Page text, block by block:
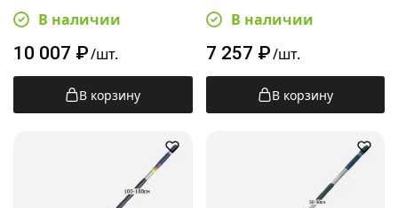
Трио 50см,
телескопическая ручка
100-180см
В наличии
10 007 ₽/шт.
В корзину
40см, алюминиевая ручка
150см
В наличии
7 257 ₽/шт.
В корзину